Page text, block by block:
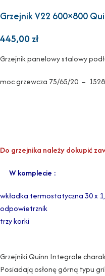
Grzejnik V22 600×800
445,00zł
Grzejnik panelowy stalowy
moc grzewcza 75/65/20 –
Do grzejnika należy dokupić
W komplecie :
wkładka termostatyczna 30 x
odpowietrznik
trzy korki
Grzejniki Quinn Integrale
Posiadają osłonę górną typu